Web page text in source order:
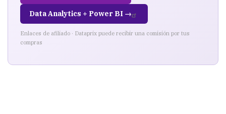
Data Analytics + Power BI →
Enlaces de afiliado · Dataprix puede recibir una comisión por tus
compras